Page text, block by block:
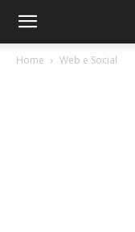
Home Web e Social